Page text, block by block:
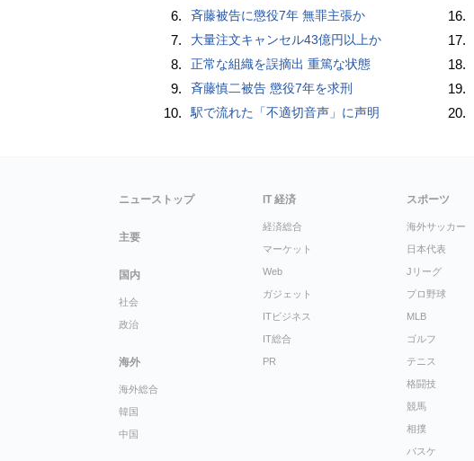
6. 斉藤被告に懲役7年 無罪主張か
7. 大量注文キャンセル43億円以上か
8. 正常な組織を誤摘出 重篤な状態
9. 斉藤慎二被告 懲役7年を求刑
10. 駅で流れた「不適切音声」に声明
16.
17.
18.
19.
20.
ニューストップ
主要
国内
社会
政治
海外
海外総合
韓国
中国
IT 経済
経済総合
マーケット
Web
ガジェット
ITビジネス
IT総合
PR
スポーツ
海外サッカー
日本代表
Jリーグ
プロ野球
MLB
ゴルフ
テニス
格闘技
競馬
相撲
バスケ